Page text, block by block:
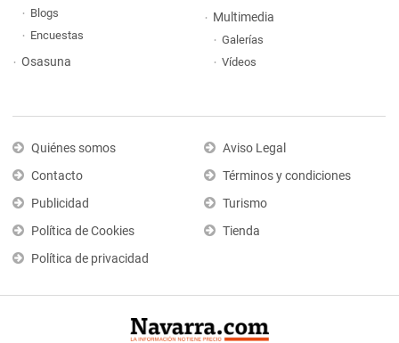
Blogs
Encuestas
Osasuna
Multimedia
Galerías
Vídeos
Quiénes somos
Contacto
Publicidad
Política de Cookies
Política de privacidad
Aviso Legal
Términos y condiciones
Turismo
Tienda